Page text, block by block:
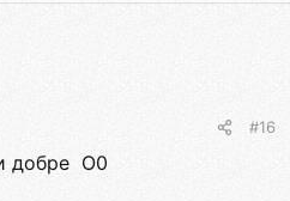
#16
добре O0